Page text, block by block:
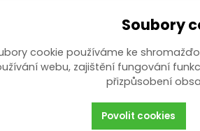
999,00Kč / kss DPH
Soubory
cookie používáme ke
webu, zajištění fungování
přizpůsobení
Povolit cookies